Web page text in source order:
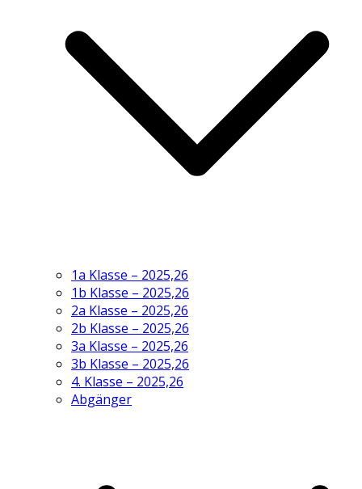
1a Klasse – 2025,26
1b Klasse – 2025,26
2a Klasse – 2025,26
2b Klasse – 2025,26
3a Klasse – 2025,26
3b Klasse – 2025,26
4. Klasse – 2025,26
Abgänger